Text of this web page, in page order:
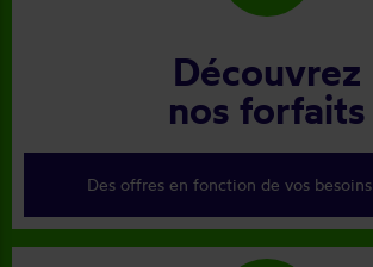
Découvrez
nos forfaits
Des offres en fonction de vos besoins